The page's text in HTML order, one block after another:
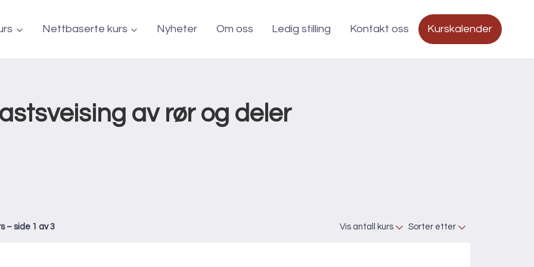
Nettbaserte kurs Nyheter Om oss Ledig stilling Kontakt oss Kurskalender
til kurskategorier
av rør og deler
– side 1 av 3 Vis antall kurs Sorter etter